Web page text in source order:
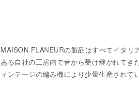
MAISON FLANEURの製品はすべてイタリ
ある自社の工房内で昔から受け継がれてき
ィンテージの編み機により少量生産され